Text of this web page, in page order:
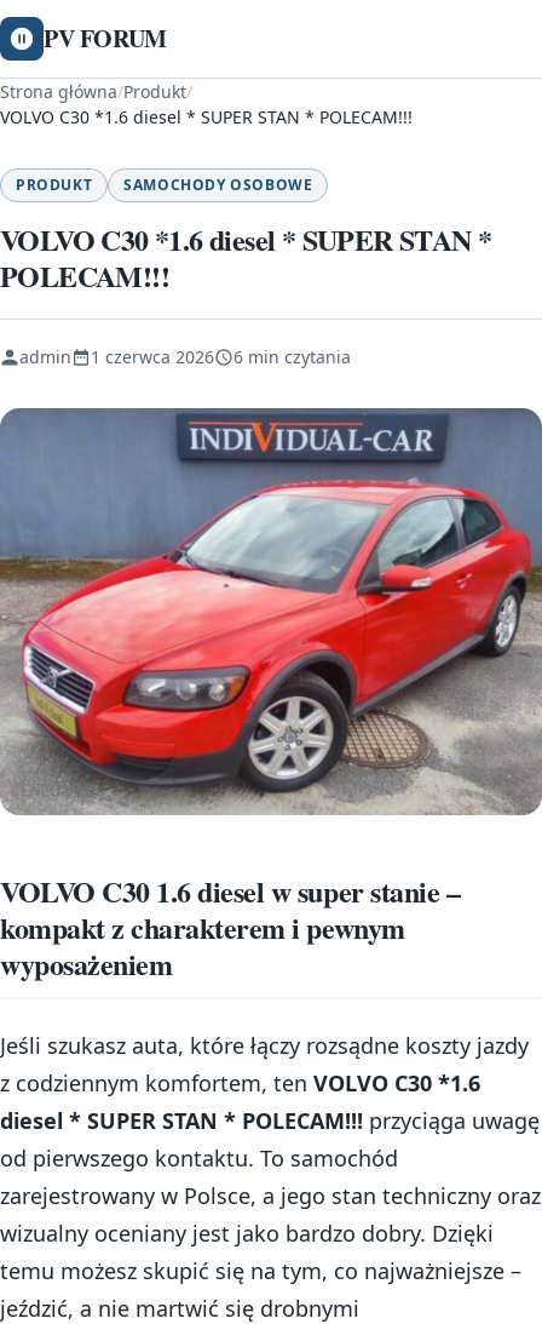
PV FORUM
Strona główna/Produkt/
VOLVO C30 *1.6 diesel * SUPER STAN * POLECAM!!!
PRODUKT SAMOCHODY OSOBOWE
VOLVO C30 *1.6 diesel * SUPER STAN *
POLECAM!!!
admin 1 czerwca 2026 6 min czytania
VOLVO C30 1.6 diesel w super stanie –
kompakt z charakterem i pewnym
wyposażeniem
Jeśli szukasz auta, które łączy rozsądne koszty jazdy
z codziennym komfortem, ten VOLVO C30 *1.6
diesel * SUPER STAN * POLECAM!!! przyciąga uwagę
od pierwszego kontaktu. To samochód
zarejestrowany w Polsce, a jego stan techniczny oraz
wizualny oceniany jest jako bardzo dobry. Dzięki
temu możesz skupić się na tym, co najważniejsze –
jeździć, a nie martwić się drobnymi